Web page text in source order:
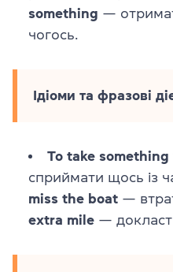
something —
чогось.
Ідіоми та фразові
To take
сприймати щось із
miss the boat —
extra mile —